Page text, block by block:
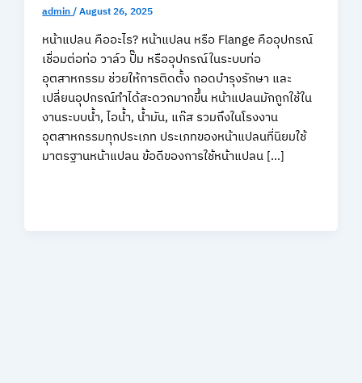
admin/August 26, 2025
หน้าแปลน คืออะไร? หน้าแปลน หรือ Flange คืออุปกรณ์
เชื่อมต่อท่อ วาล์ว ปั๊ม หรืออุปกรณ์ในระบบท่อ
อุตสาหกรรม ช่วยให้การติดตั้ง ถอดบำรุงรักษา และ
เปลี่ยนอุปกรณ์ทำได้สะดวกมากขึ้น หน้าแปลนมักถูกใช้ใน
งานระบบน้ำ, ไอน้ำ, น้ำมัน, แก๊ส รวมถึงในโรงงาน
อุตสาหกรรมทุกประเภท ประเภทของหน้าแปลนที่นิยมใช้
มาตรฐานหน้าแปลน ข้อดีของการใช้หน้าแปลน […]